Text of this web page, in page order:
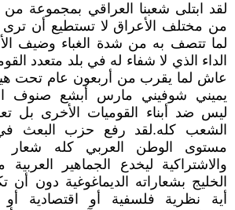
لقد ابتلى شعبنا العراقي بمجموعة من
من مختلف الأعراق لا تستطيع أن ترى
لما تتصف به من شدة الغباء وضيف
الداء الذي لا شفاء له في بلد متعدد
عاش لما يقرب من أربعون عام تحت
يميني شوفيني مارس أبشع صنوف
ليس ضد أبناء القوميات الأخرى بل
الشعب كله.لقد رفع حزب البعث
مستوى الوطن العربي كله شعار
والاشتراكية ليخدع الجماهير
الخليج بشعاراته الديماغوغية دون أن
أية نظرية فلسفية أو اقتصادية أو